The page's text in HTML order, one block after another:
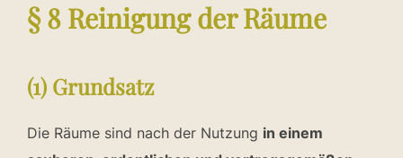
§ 8 Reinigung der Räume
(1) Grundsatz
Die Räume sind nach der Nutzung in einem